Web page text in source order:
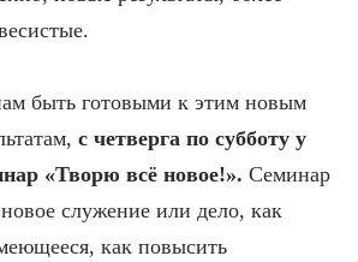
быть готовыми к этим новым
с четверга по субботу у
«Творю всё новое!». Семинар
служение или дело, как
как повысить